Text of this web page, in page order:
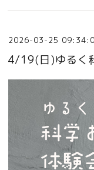
2026-03-25
4/19(日)ゆるく